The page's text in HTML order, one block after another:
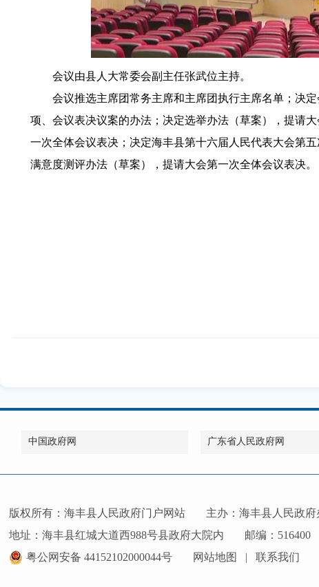
会议由县人大常委会副主任张武位主持。
会议推选主席团常务主席和主席团执行主席名单；决定
项、会议表决议案的办法；决定选举办法（草案），提请
一次全体会议表决；决定海丰县第十六届人民代表大会第
满意度测评办法（草案），提请大会第一次全体会议表决。
中国政府网 广东省人民政府网
版权所有：海丰县人民政府门户网站 主办：海丰县人民政府
地址：海丰县红城大道西988号县政府大院内
邮编：516400
粤公网安备 44152102000044号
网站地图 |联系我们